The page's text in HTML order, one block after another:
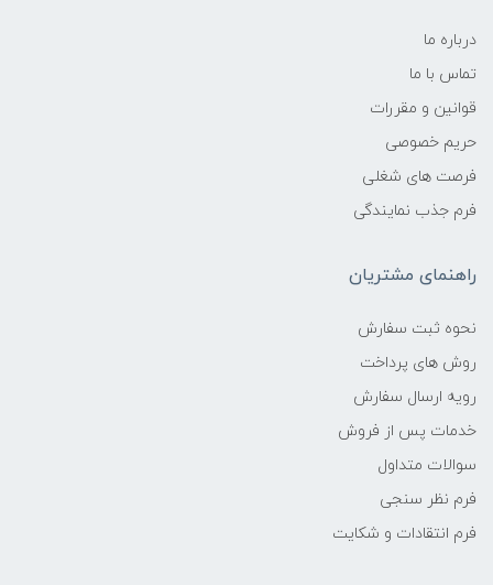
درباره ما
تماس با ما
قوانین و مقررات
حریم خصوصی
فرصت های شغلی
فرم جذب نمایندگی
راهنمای مشتریان
نحوه ثبت سفارش
روش های پرداخت
رویه ارسال سفارش
خدمات پس از فروش
سوالات متداول
فرم نظر سنجی
فرم انتقادات و شکایت